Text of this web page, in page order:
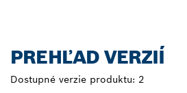
PREHĽAD VERZIÍ
Dostupné verzie produktu: 2